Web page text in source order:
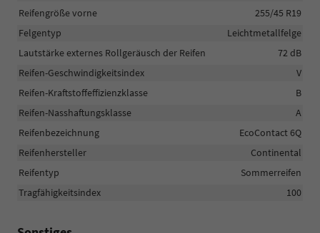
Reifengröße vorne
255/45 R19
Felgentyp
Leichtmetallfelge
Lautstärke externes Rollgeräusch der Reifen
72 dB
Reifen-Geschwindigkeitsindex
V
Reifen-Kraftstoffeffizienzklasse
B
Reifen-Nasshaftungsklasse
A
Reifenbezeichnung
EcoContact 6Q
Reifenhersteller
Continental
Reifentyp
Sommerreifen
Tragfähigkeitsindex
100